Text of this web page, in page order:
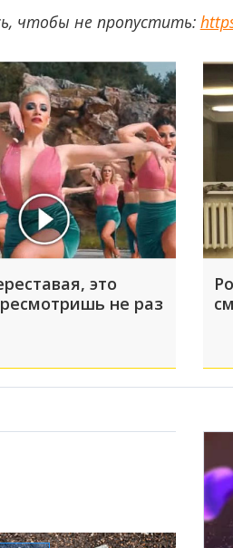
чтобы не пропустить:
это
не раз